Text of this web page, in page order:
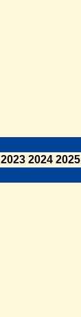
2023 2024 2025